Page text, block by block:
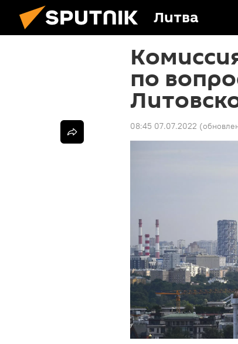
Литва
по
08:45 07.07.2022